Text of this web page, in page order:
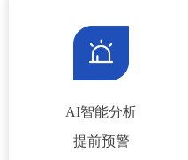
AI智能分析
提前预警